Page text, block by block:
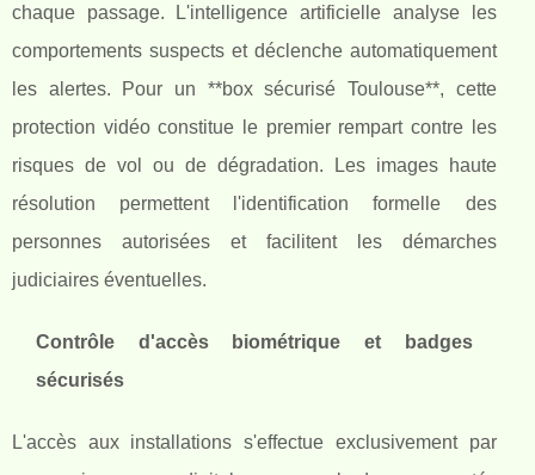
chaque passage. L'intelligence artificielle analyse les
comportements suspects et déclenche automatiquement
les alertes. Pour un **box sécurisé Toulouse**, cette
protection vidéo constitue le premier rempart contre les
risques de vol ou de dégradation. Les images haute
résolution permettent l'identification formelle des
personnes autorisées et facilitent les démarches
judiciaires éventuelles.
Contrôle d'accès biométrique et badges
sécurisés
L'accès aux installations s'effectue exclusivement par